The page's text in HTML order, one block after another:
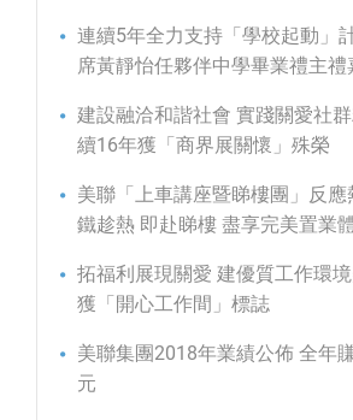
連續5年全力支持「學校起動」
席黃靜怡任夥伴中學畢業禮主禮
建設融洽和諧社會 實踐關愛社
續16年獲「商界展關懷」殊榮
美聯「上車講座暨睇樓團」反
鐵趁熱 即赴睇樓 盡享完美置業
拓福利展現關愛 建優質工作環
獲「開心工作間」標誌
美聯集團2018年業績公佈 全年
元